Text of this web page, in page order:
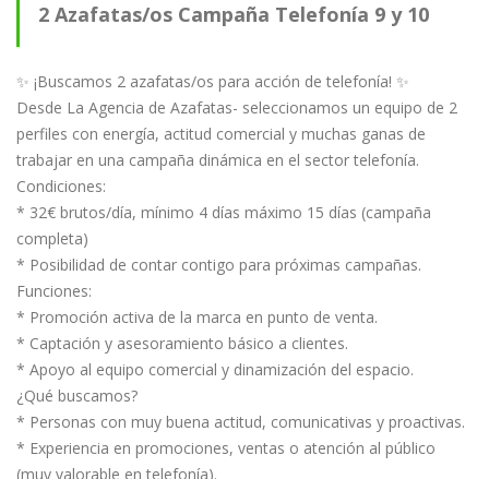
2 Azafatas/os Campaña Telefonía 9 y 10
MARZO
✨ ¡Buscamos 2 azafatas/os para acción de telefonía! ✨
Desde La Agencia de Azafatas- seleccionamos un equipo de 2
perfiles con energía, actitud comercial y muchas ganas de
trabajar en una campaña dinámica en el sector telefonía.
Condiciones:
* 32€ brutos/día, mínimo 4 días máximo 15 días (campaña
completa)
* Posibilidad de contar contigo para próximas campañas.
Funciones:
* Promoción activa de la marca en punto de venta.
* Captación y asesoramiento básico a clientes.
* Apoyo al equipo comercial y dinamización del espacio.
¿Qué buscamos?
* Personas con muy buena actitud, comunicativas y proactivas.
* Experiencia en promociones, ventas o atención al público
(muy valorable en telefonía).